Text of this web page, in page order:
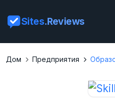
Sites.Reviews
Дом Предприятия